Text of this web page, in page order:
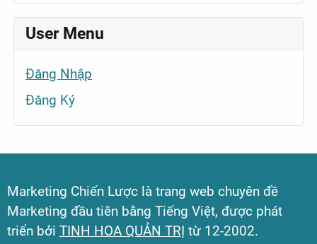
User Menu
Đăng Nhập
Đăng Ký
Marketing Chiến Lược là trang web chuyên đề
Marketing đầu tiên bằng Tiếng Việt, được phát
triển bởi TINH HOA QUẢN TRỊ từ 12-2002.